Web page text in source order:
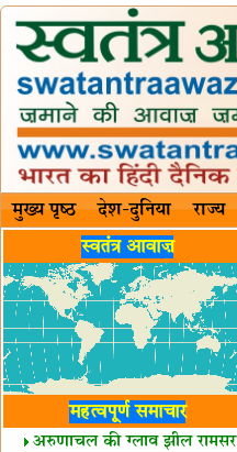
मुख्य पृष्ठ देश-दुनिया राज्य
स्वतंत्र आवाज़
महत्वपूर्ण समाचार
अरुणाचल की ग्लाव झील रामसर